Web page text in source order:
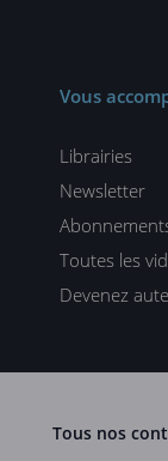
Vous
Librairies
Newsletter
Toutes les
Devenez
Tous nos